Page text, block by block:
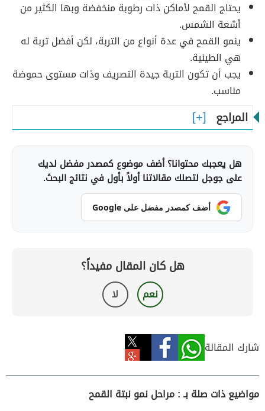
يحتاج القمح لأماكن ذات رطوبة منخفضة وبها الكثير من
أشعة الشمس.
ينمو القمح في عدة أنواع من التربة، لكن أفضل تربة له
هي الطينية.
يجب أن تكون التربة جيدة التصريف وذات مستوى حموضة
مناسب.
المراجع
هل يعجبك محتوانا؟ أضف موضوع كمصدر مفضل لديك
على جوجل لتصلك مقالاتنا أولاً بأول في نتائج البحث.
أضف كمصدر مفضل على Google
هل كان المقال مفيداً؟
نعم لا
شارك المقالة
مواضيع ذات صلة بـ : مراحل نمو نبتة القمح